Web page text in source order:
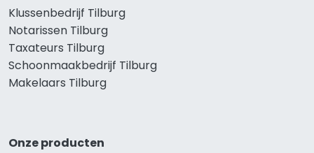
Klussenbedrijf Tilburg
Notarissen Tilburg
Taxateurs Tilburg
Schoonmaakbedrijf Tilburg
Makelaars Tilburg
Onze producten